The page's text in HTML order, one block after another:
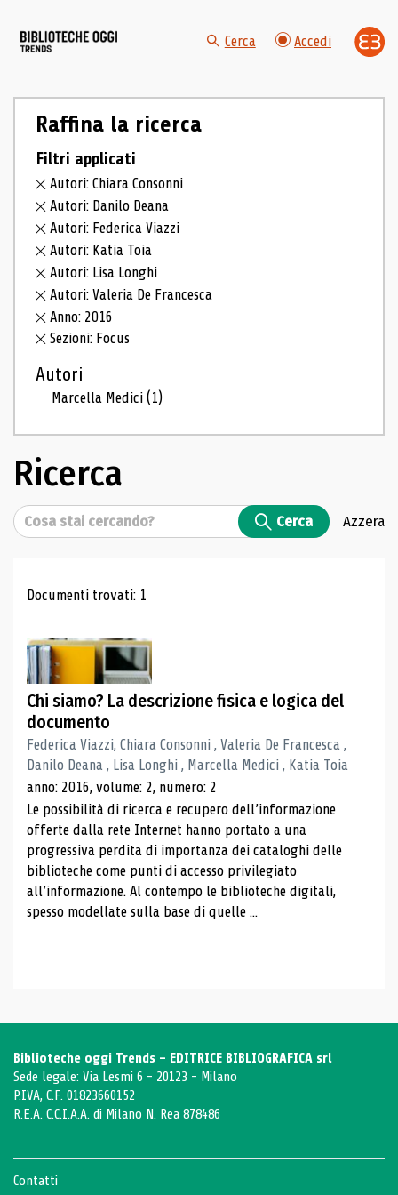
Cerca Accedi
Raffina la ricerca
Filtri applicati
Autori: Chiara Consonni
Autori: Danilo Deana
Autori: Federica Viazzi
Autori: Katia Toia
Autori: Lisa Longhi
Autori: Valeria De Francesca
Anno: 2016
Sezioni: Focus
Autori
Marcella Medici(1)
Ricerca
Cerca Cerca Azzera
Risultati di ricerca
Documenti trovati: 1
Chi siamo? La descrizione fisica e logica del
documento
Federica Viazzi, Chiara Consonni , Valeria De Francesca ,
Danilo Deana , Lisa Longhi , Marcella Medici , Katia Toia
anno: 2016, volume: 2, numero: 2
Le possibilità di ricerca e recupero dell’informazione
offerte dalla rete Internet hanno portato a una
progressiva perdita di importanza dei cataloghi delle
biblioteche come punti di accesso privilegiato
all’informazione. Al contempo le biblioteche digitali,
spesso modellate sulla base di quelle ...
Biblioteche oggi Trends - EDITRICE BIBLIOGRAFICA srl
Sede legale: Via Lesmi 6 - 20123 - Milano
P.IVA, C.F. 01823660152
R.E.A. C.C.I.A.A. di Milano N. Rea 878486
Contatti